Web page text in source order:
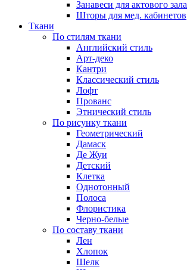
Занавеси для актового зала
Шторы для мед. кабинетов
Ткани
По стилям ткани
Английский стиль
Арт-деко
Кантри
Классический стиль
Лофт
Прованс
Этнический стиль
По рисунку ткани
Геометрический
Дамаск
Де Жуи
Детский
Клетка
Однотонный
Полоса
Флористика
Черно-белые
По составу ткани
Лен
Хлопок
Шелк